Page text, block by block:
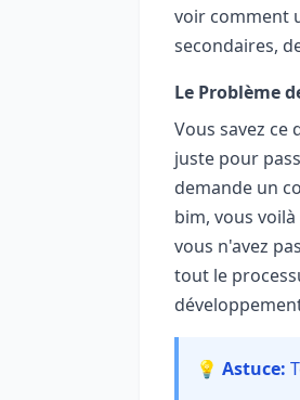
voir comment
secondaires,
Le Problème
Vous savez ce
juste pour
demande un
bim, vous
vous n'avez
tout le
💡 Astuce: